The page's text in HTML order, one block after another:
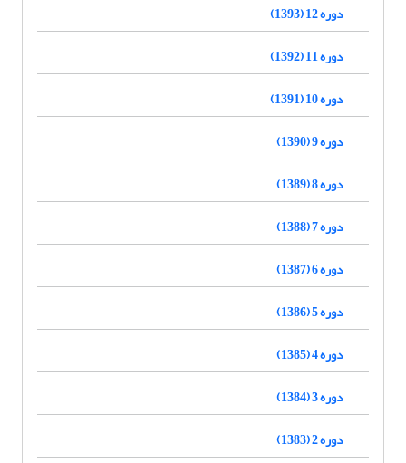
دوره 12 (1393)
دوره 11 (1392)
دوره 10 (1391)
دوره 9 (1390)
دوره 8 (1389)
دوره 7 (1388)
دوره 6 (1387)
دوره 5 (1386)
دوره 4 (1385)
دوره 3 (1384)
دوره 2 (1383)